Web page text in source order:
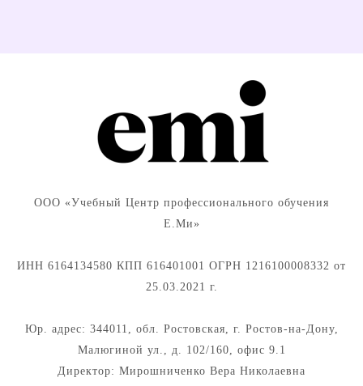
ООО «Учебный Центр профессионального обучения
Е.Ми»
ИНН 6164134580 КПП 616401001 ОГРН 1216100008332 от
25.03.2021 г.
Юр. адрес: 344011, обл. Ростовская, г. Ростов-на-Дону,
Малюгиной ул., д. 102/160, офис 9.1
Директор: Мирошниченко Вера Николаевна